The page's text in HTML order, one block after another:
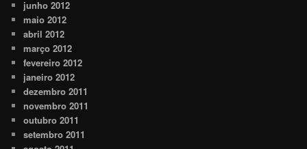
junho 2012
maio 2012
abril 2012
março 2012
fevereiro 2012
janeiro 2012
dezembro 2011
novembro 2011
outubro 2011
setembro 2011